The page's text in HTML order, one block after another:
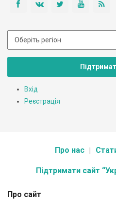
Вхід
Реєстрація
Про нас
Підтримати сайт
Про сайт